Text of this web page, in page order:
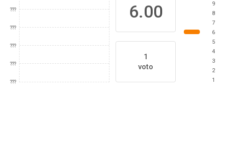
???
???
???
???
???
6.00
1
voto
9
8
7
6
5
4
3
2
1